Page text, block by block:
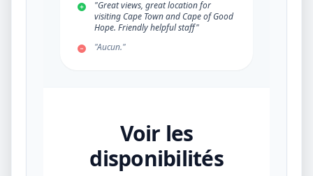
"Great views, great location for
visiting Cape Town and Cape of Good
Hope. Friendly helpful staff"
"Aucun."
Voir les
disponibilités